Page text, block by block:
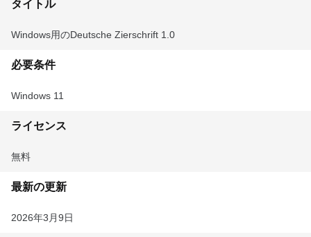
タイトル
Windows用のDeutsche Zierschrift 1.0
必要条件
Windows 11
ライセンス
無料
最新の更新
2026年3月9日